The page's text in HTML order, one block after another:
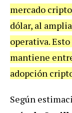
mercado
dólar, al
operativa.
mantiene
adopción
Según